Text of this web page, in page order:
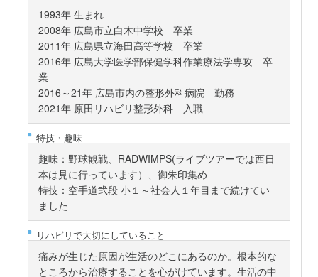
1993年 生まれ
2008年 広島市立白木中学校 卒業
2011年 広島県立海田高等学校 卒業
2016年 広島大学医学部保健学科作業療法学専攻 卒
業
2016～21年 広島市内の整形外科病院 勤務
2021年 原田リハビリ整形外科 入職
特技・趣味
趣味：野球観戦、RADWIMPS(ライブツアーでは西日
本は見に行っています）、御朱印集め
特技：空手道弐段 小１～社会人１年目まで続けてい
ました
リハビリで大切にしていること
痛みが生じた原因が生活のどこにあるのか。根本的な
ところから治療することを心がけています。生活の中